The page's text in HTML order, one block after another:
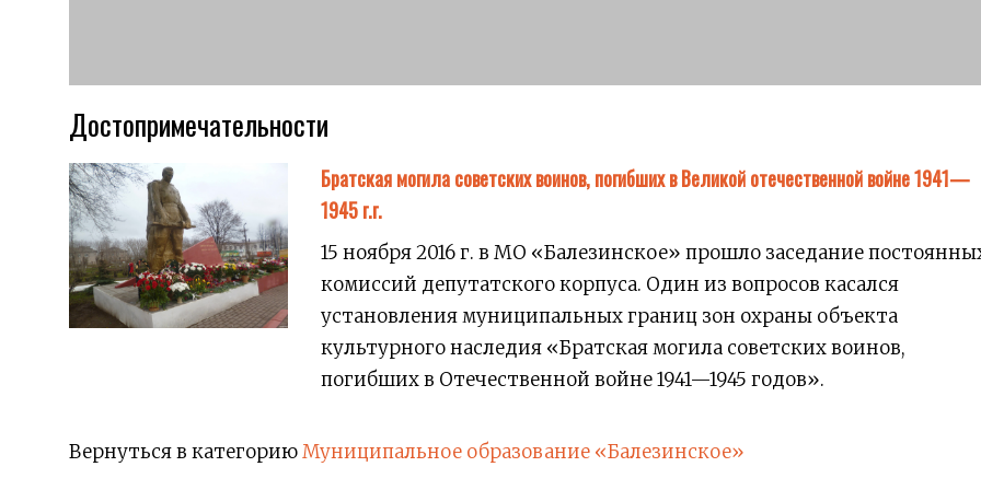
Достопримечательности
Братская могила советских воинов, погибших в Великой отечественной войне 1941—
1945 г.г.
15 ноября 2016 г. в МО «Балезинское» прошло заседание
комиссий депутатского корпуса. Один из вопросов касался
установления муниципальных границ зон охраны объекта
культурного наследия «Братская могила советских воинов,
погибших в Отечественной войне 1941—1945 годов».
Вернуться в категориюМуниципальное образование «Балезинское»